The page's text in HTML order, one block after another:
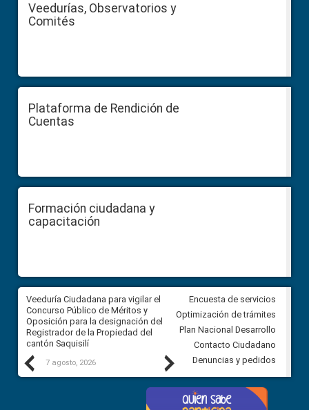
Veedurías, Observatorios y
Comités
Plataforma de Rendición de
Cuentas
Formación ciudadana y
capacitación
Previous
Veeduría Ciudadana para vigilar el
Concurso Público de Méritos y
Oposición para la designación del
Registrador de la Propiedad del
cantón Saquisilí
7 agosto, 2026
Veeduría Ciudadana para
construcción del asfaltado de
diferentes barrios del sector
Ballenita del cantón Santa
7 agosto, 2026
Next
Encuesta de servicios
Optimización de trámites
Plan Nacional Desarrollo
Contacto Ciudadano
Denuncias y pedidos